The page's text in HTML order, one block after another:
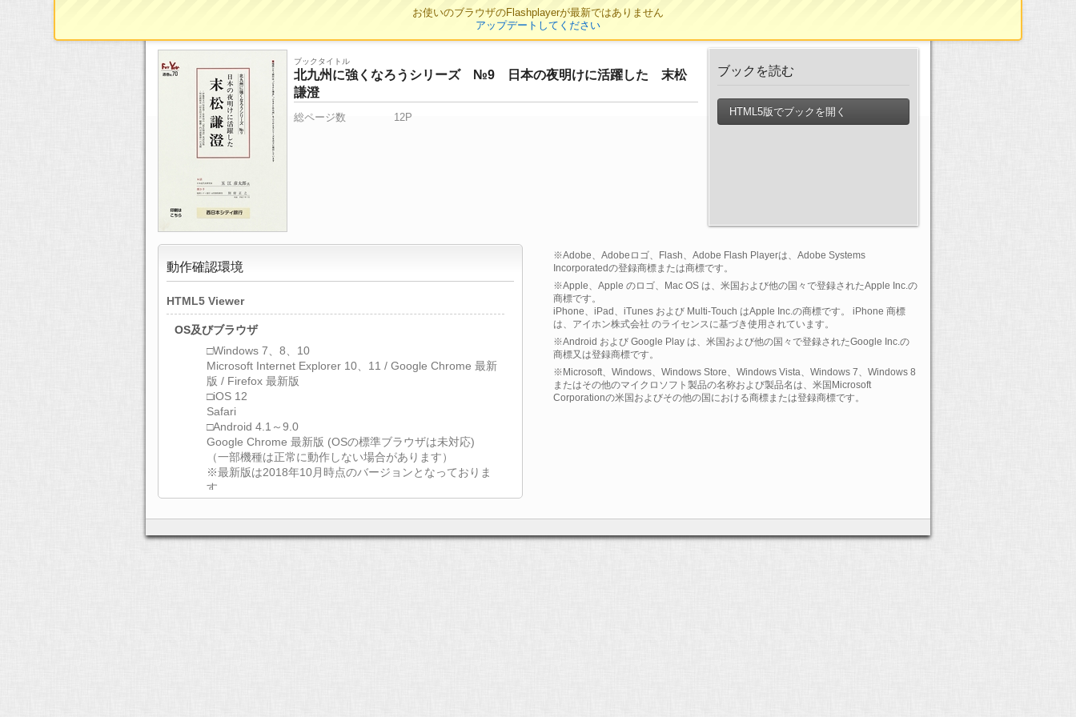
ブックタイトル
北九州に強くなろうシリーズ №9 日本の夜明けに活躍した 末松
謙澄
総ページ数 12P
ブックを読む
HTML5版でブックを開く
動作確認環境
HTML5 Viewer
OS及びブラウザ
□Windows 7、8、10
Microsoft Internet Explorer 10、11 / Google Chrome 最新
版 / Firefox 最新版
□iOS 12
Safari
□Android 4.1～9.0
Google Chrome 最新版 (OSの標準ブラウザは未対応)
（一部機種は正常に動作しない場合があります）
※最新版は2018年10月時点のバージョンとなっておりま
す。
※Adobe、Adobeロゴ、Flash、Adobe Flash Playerは、Adobe Systems
Incorporatedの登録商標または商標です。
※Apple、Apple のロゴ、Mac OS は、米国および他の国々で登録されたApple Inc.の
商標です。
iPhone、iPad、iTunes および Multi-Touch はApple Inc.の商標です。 iPhone 商標
は、アイホン株式会社 のライセンスに基づき使用されています。
※Android および Google Play は、米国および他の国々で登録されたGoogle Inc.の
商標又は登録商標です。
※Microsoft、Windows、Windows Store、Windows Vista、Windows 7、Windows 8
またはその他のマイクロソフト製品の名称および製品名は、米国Microsoft
Corporationの米国およびその他の国における商標または登録商標です。
お使いのブラウザのFlashplayerが最新ではありません
アップデートしてください